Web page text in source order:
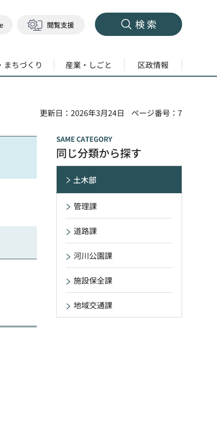
閲覧支援 検索
まちづくり 産業・しごと 区政情報
更新日：2026年3月24日 ページ番号：7
同じ分類から探す
土木部
管理課
道路課
河川公園課
施設保全課
地域交通課